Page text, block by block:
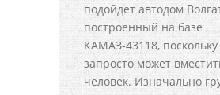
подойдет автодом
построенный на базе
КАМАЗ-43118, поскольку
запросто может
человек. Изначально